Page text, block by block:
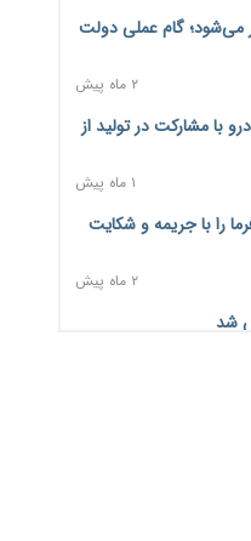
موقت کالا و خودرو تا
۲ روز پیش
فهرست کالاهای فولادی و فلزات مشمول بازگشت ۱۰۰ درصد ارز
۲ روز پیش
خرید یارانه
۲ روز پیش
رسمی ایران/«روز
دهک ۱ تا ۴ سه برابر می‌شود؛ گام عملی دولت
۲ ماه پیش
با مشارکت در تولید از
۱ ماه پیش
را با جریمه و شکایت
۲ ماه پیش
شد